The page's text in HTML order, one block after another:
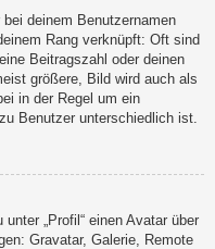
deinem Benutzernamen
Rang verknüpft: Oft sind
Beitragszahl oder deinen
größere, Bild wird auch als
in der Regel um ein
Benutzer unterschiedlich ist.
„Profil“ einen Avatar über
Gravatar, Galerie, Remote